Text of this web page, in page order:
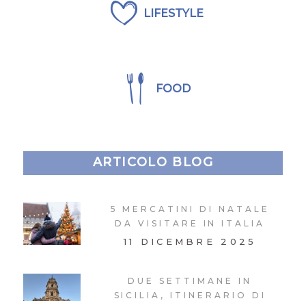
LIFESTYLE
FOOD
ARTICOLO BLOG
5 MERCATINI DI NATALE
DA VISITARE IN ITALIA
11 DICEMBRE 2025
DUE SETTIMANE IN
SICILIA, ITINERARIO DI